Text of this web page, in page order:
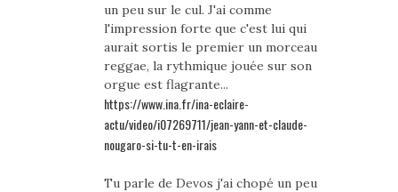
un peu sur le cul. J'ai comme
l'impression forte que c'est lui qui
aurait sortis le premier un morceau
reggae, la rythmique jouée sur son
orgue est flagrante...
https://www.ina.fr/ina-eclaire-
actu/video/i07269711/jean-yann-et-claude-
nougaro-si-tu-t-en-irais
Tu parle de Devos j'ai chopé un peu